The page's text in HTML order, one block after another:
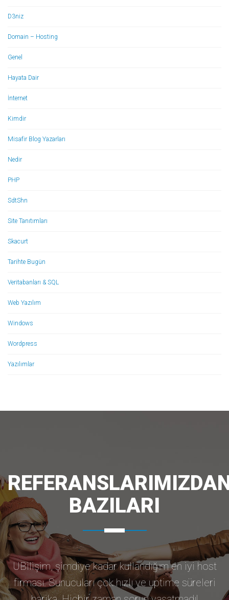
D3niz
Domain – Hosting
Genel
Hayata Dair
İnternet
Kimdir
Misafir Blog Yazarları
Nedir
PHP
SdtShn
Site Tanıtımları
Skacurt
Tarihte Bugün
Veritabanları & SQL
Web Yazılım
Windows
Wordpress
Yazılımlar
BAZILARI
UBilişim, şimdiye kadar kullandığım en iyi host
firması. Sunucuları çok hızlı ve uptime süreleri